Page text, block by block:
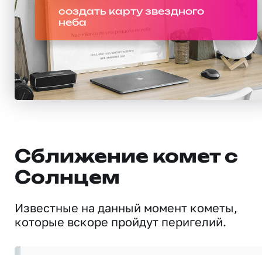
создать карту звездного
неба
Сближение комет с
Солнцем
Известные на данный момент кометы,
которые вскоре пройдут перигелий.